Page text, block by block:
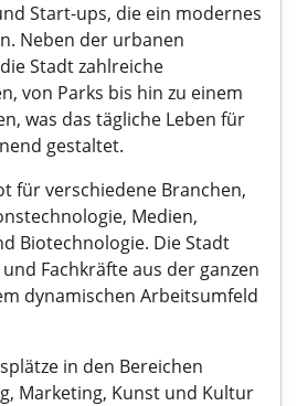
Start-ups, die ein modernes
Neben der urbanen
Stadt zahlreiche
von Parks bis hin zu einem
was das tägliche Leben für
gestaltet.
für verschiedene Branchen,
Medien,
Biotechnologie. Die Stadt
Fachkräfte aus der ganzen
dynamischen Arbeitsumfeld
in den Bereichen
Marketing, Kunst und Kultur